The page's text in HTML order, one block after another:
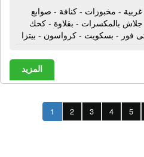
- مخبوزات - كنافة - صوابع
بالمكسرات - بقلاوة - كحك
فور - بسكويت - كرواسون - بيتزا
المزيد
1 2 3 4 5